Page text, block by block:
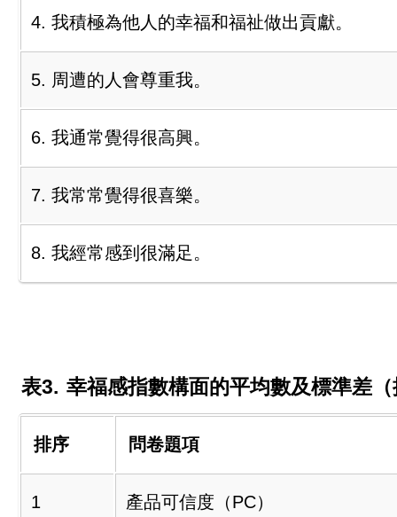
4. 我積極為他人的幸福和福祉做出貢獻。
5. 周遭的人會尊重我。
6. 我通常覺得很高興。
7. 我常常覺得很喜樂。
8. 我經常感到很滿足。
表3. 幸福感指數構面的平均數及標準差
排序 問卷題項
1 產品可信度（PC）